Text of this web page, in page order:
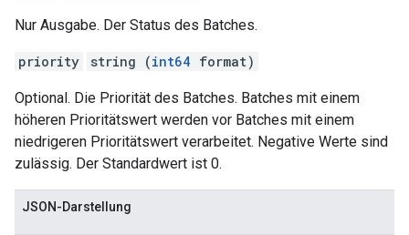
Nur Ausgabe. Der Status des Batches.
priority string (int64 format)
Optional. Die Priorität des Batches. Batches mit einem
höheren Prioritätswert werden vor Batches mit einem
niedrigeren Prioritätswert verarbeitet. Negative Werte sind
zulässig. Der Standardwert ist 0.
JSON-Darstellung